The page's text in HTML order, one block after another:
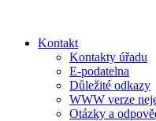
Kontakt
Kontakty úřadu
E-podatelna
Důležité odkazy
WWW verze
Otázky a